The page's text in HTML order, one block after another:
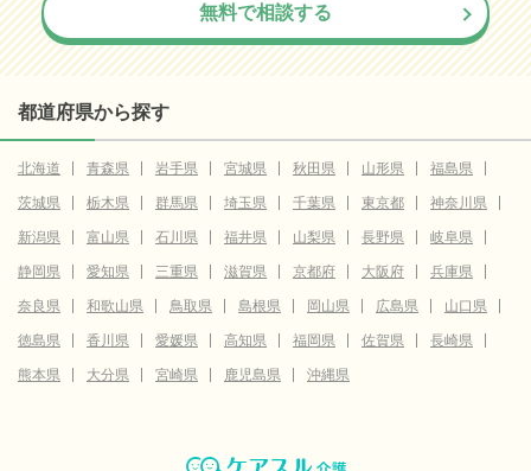
無料で相談する
都道府県から探す
北海道 青森県 岩手県 宮城県 秋田県 山形県
福島県
茨城県
栃木県 群馬県 埼玉県 千葉県 東京都
神奈川県
新潟県
富山県 石川県 福井県 山梨県 長野県
岐阜県
静岡県
愛知県 三重県 滋賀県 京都府 大阪府
兵庫県
奈良県
和歌山県 鳥取県 島根県 岡山県 広島県
山口県
徳島県
香川県 愛媛県 高知県 福岡県 佐賀県
長崎県
熊本県
大分県 宮崎県 鹿児島県 沖縄県